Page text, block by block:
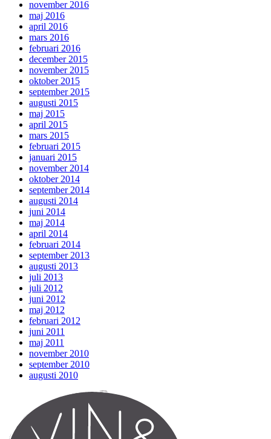
november 2016
maj 2016
april 2016
mars 2016
februari 2016
december 2015
november 2015
oktober 2015
september 2015
augusti 2015
maj 2015
april 2015
mars 2015
februari 2015
januari 2015
november 2014
oktober 2014
september 2014
augusti 2014
juni 2014
maj 2014
april 2014
februari 2014
september 2013
augusti 2013
juli 2013
juli 2012
juni 2012
maj 2012
februari 2012
juni 2011
maj 2011
november 2010
september 2010
augusti 2010